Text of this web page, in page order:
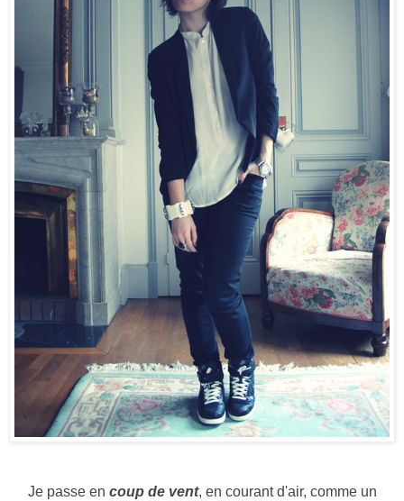
Je passe en coup de vent, en courant d'air, comme un